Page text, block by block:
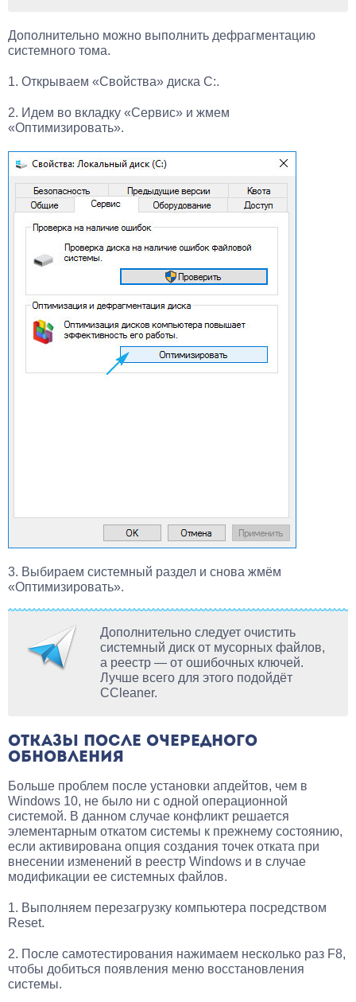
Дополнительно можно выполнить дефрагментацию
системного тома.
1. Открываем «Свойства» диска С:.
2. Идем во вкладку «Сервис» и жмем
«Оптимизировать».
3. Выбираем системный раздел и снова жмём
«Оптимизировать».
Дополнительно следует очистить
системный диск от мусорных файлов,
а реестр — от ошибочных ключей.
Лучше всего для этого подойдёт
CCleaner.
ОТКАЗЫ ПОСЛЕ ОЧЕРЕДНОГО
ОБНОВЛЕНИЯ
Больше проблем после установки апдейтов, чем в
Windows 10, не было ни с одной операционной
системой. В данном случае конфликт решается
элементарным откатом системы к прежнему состоянию,
если активирована опция создания точек отката при
внесении изменений в реестр Windows и в случае
модификации ее системных файлов.
1. Выполняем перезагрузку компьютера посредством
Reset.
2. После самотестирования нажимаем несколько раз F8,
чтобы добиться появления меню восстановления
системы.